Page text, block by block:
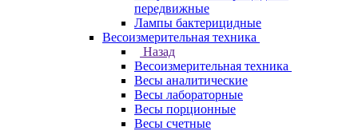
передвижные
Лампы бактерицидные
Весоизмерительная техника
Назад
Весоизмерительная техника
Весы аналитические
Весы лабораторные
Весы порционные
Весы счетные